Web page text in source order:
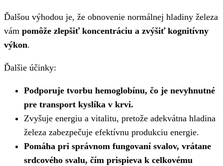
Ďalšou výhodou je, že obnovenie normálnej hladiny železa
vám pomôže zlepšiť koncentráciu a zvýšiť kognitívny
výkon.
Ďalšie účinky:
Podporuje tvorbu hemoglobínu, čo je nevyhnutné
pre transport kyslíka v krvi.
Zvyšuje energiu a vitalitu, pretože adekvátna hladina
železa zabezpečuje efektívnu produkciu energie.
Pomáha pri správnom fungovaní svalov, vrátane
srdcového svalu, čím prispieva k celkovému